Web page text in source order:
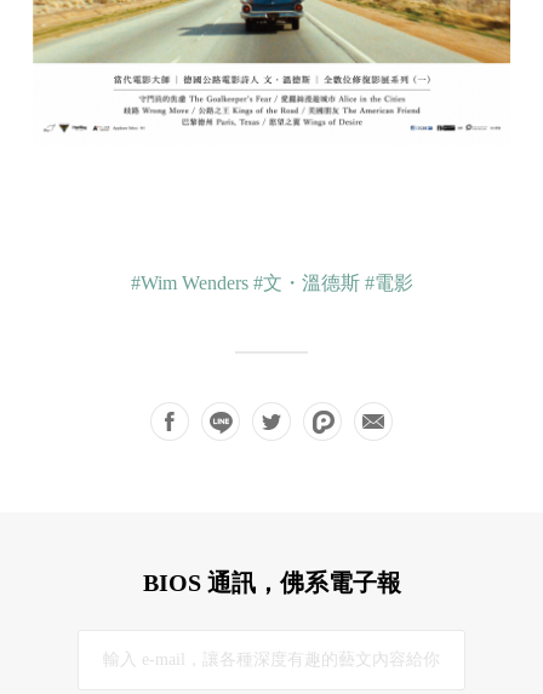
#Wim Wenders #文・溫德斯 #電影
BIOS 通訊，佛系電子報